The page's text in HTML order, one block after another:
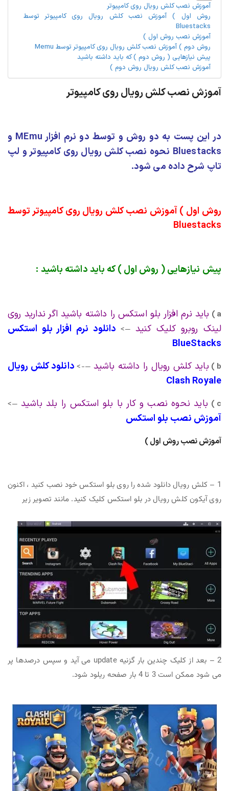
آموزش نصب کلش رویال روی کامپیوتر
روش اول ) آموزش نصب کلش رویال روی کامپیوتر توسط
Bluestacks
آموزش نصب روش اول )
روش دوم ) آموزش نصب کلش رویال روی کامپیوتر توسط Memu
پیش نیازهایی ( روش دوم ) که باید داشته باشید
آموزش نصب کلش رویال روش دوم )
آموزش نصب کلش رویال روی کامپیوتر
در این پست به دو روش و توسط دو نرم افزار MEmu و
Bluestacks نحوه نصب کلش رویال روی کامپیوتر و لپ
تاپ شرح داده می شود.
روش اول ) آموزش نصب کلش رویال روی کامپیوتر توسط
Bluestacks
پیش نیازهایی ( روش اول ) که باید داشته باشید :
a )
باید نرم افزار بلو استکس را داشته باشید اگر ندارید روی
لینک روبرو کلیک کنید —> دانلود نرم افزار بلو استکس
BlueStacks
b ) باید کلش رویال را داشته باشید —->دانلود کلش رویال
Clash Royale
c ) باید نحوه نصب و کار با بلو استکس را بلد باشید—>
آموزش نصب بلو استکس
آموزش نصب روش اول )
1 – کلش رویال دانلود شده را روی بلو استکس خود نصب کنید ، اکنون
روی آیکون کلش رویال در بلو استکس کلیک کنید. مانند تصویر زیر
2 – بعد از کلیک چندین بار گزنیه update می آید و سپس درصدها پر
می شود ممکن است 3 تا 4 بار صفحه ریلود شود.